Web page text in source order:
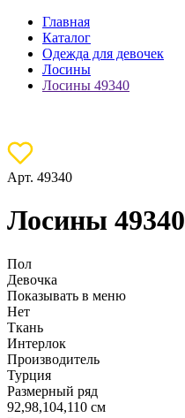
Главная
Каталог
Одежда для девочек
Лосины
Лосины 49340
Арт. 49340
Лосины 49340
Пол
Девочка
Показывать в меню
Нет
Ткань
Интерлок
Производитель
Турция
Размерный ряд
92,98,104,110 см